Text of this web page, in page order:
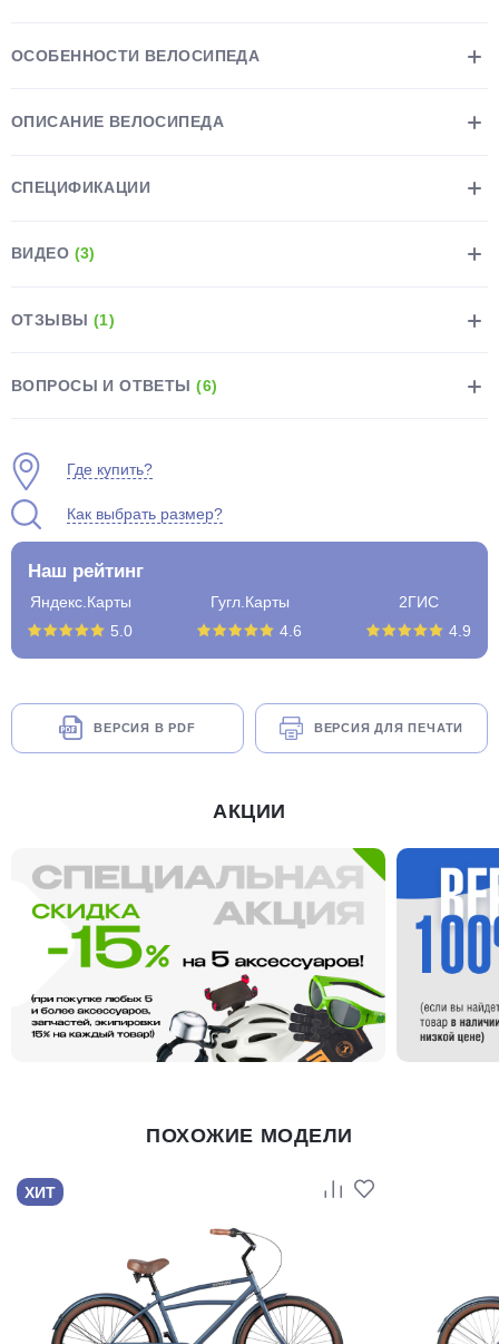
ОСОБЕННОСТИ ВЕЛОСИПЕДА
ОПИСАНИЕ ВЕЛОСИПЕДА
СПЕЦИФИКАЦИИ
ВИДЕО (3)
ОТЗЫВЫ (1)
ВОПРОСЫ И ОТВЕТЫ(6)
Где купить?
Как выбрать размер?
Наш рейтинг
Яндекс.Карты
5.0
Гугл.Карты
4.6
2ГИС
4.9
ВЕРСИЯ В PDF ВЕРСИЯ ДЛЯ ПЕЧАТИ
АКЦИИ
ПОХОЖИЕ МОДЕЛИ
ХИТ